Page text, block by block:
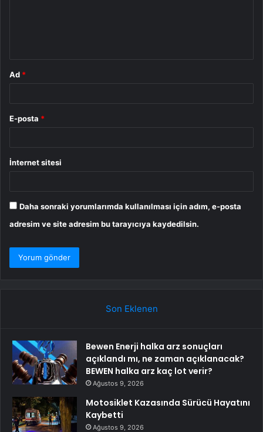
Ad *
E-posta *
İnternet sitesi
Daha sonraki yorumlarımda kullanılması için adım, e-posta
adresim ve site adresim bu tarayıcıya kaydedilsin.
Son Eklenen
Bewen Enerji halka arz sonuçları
açıklandı mı, ne zaman açıklanacak?
BEWEN halka arz kaç lot verir?
Ağustos 9, 2026
Motosiklet Kazasında Sürücü Hayatını
Kaybetti
Ağustos 9, 2026